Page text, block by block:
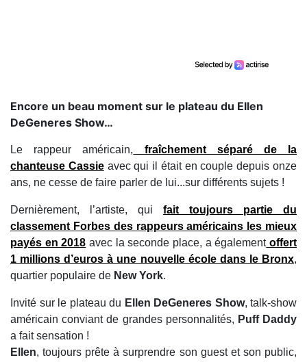
Encore un beau moment sur le plateau du Ellen
DeGeneres Show…
Le rappeur américain, fraîchement séparé de la
chanteuse Cassieavec qui il était en couple depuis onze
ans, ne cesse de faire parler de lui...sur différents sujets !
Dernièrement, l’artiste, qui fait toujours partie du
classement Forbes des rappeurs américains les mieux
payés en 2018 avec la seconde place, a égalementoffert
1 millions d’euros à une nouvelle école dans le Bronx,
quartier populaire de New York.
Invité sur le plateau du Ellen DeGeneres Show, talk-show
américain conviant de grandes personnalités, Puff Daddy
a fait sensation !
Ellen, toujours prête à surprendre son guest et son public,